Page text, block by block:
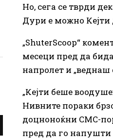
Но, сега се тврди
Дури е можно
„ShuterScoop“
месеци пред да
напролет и „веднаш
„Кејти беше
Нивните пораки
доцноноќни СМС-
пред да го напушти